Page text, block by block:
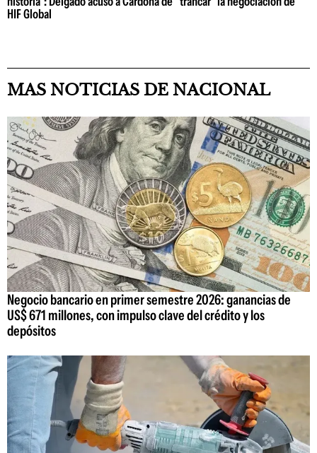
HIF Global
MAS NOTICIAS DE NACIONAL
Negocio bancario en primer semestre 2026: ganancias de
US$ 671 millones, con impulso clave del crédito y los
depósitos